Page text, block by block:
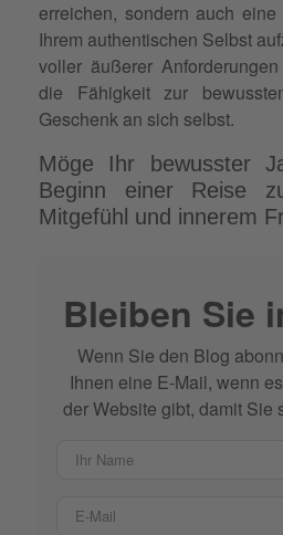
erreichen, sondern auch
Ihrem authentischen Selbst
voller äußerer
die Fähigkeit zur
Geschenk an sich selbst.
Möge Ihr bewusster
Beginn einer Reise
Mitgefühl und innerem
Bleiben Sie
Wenn Sie den Blog
Ihnen eine E-Mail, wenn
der Website gibt, damit Sie